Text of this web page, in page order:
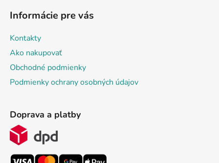
Informácie pre vás
Kontakty
Ako nakupovať
Obchodné podmienky
Podmienky ochrany osobných údajov
Doprava a platby